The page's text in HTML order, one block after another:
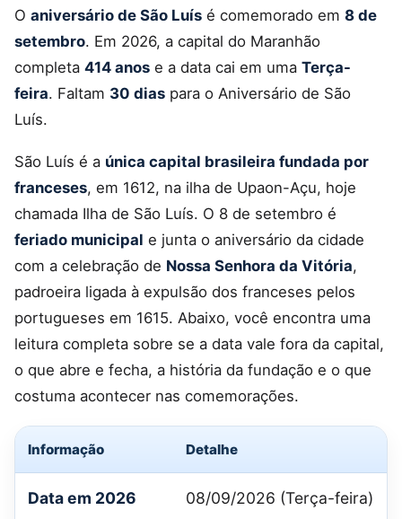
O aniversário de São Luís é comemorado em 8 de
setembro. Em 2026, a capital do Maranhão
completa 414 anos e a data cai em uma Terça-
feira. Faltam 30 dias para o Aniversário de São
Luís.
São Luís é a única capital brasileira fundada por
franceses, em 1612, na ilha de Upaon-Açu, hoje
chamada Ilha de São Luís. O 8 de setembro é
feriado municipal e junta o aniversário da cidade
com a celebração de Nossa Senhora da Vitória,
padroeira ligada à expulsão dos franceses pelos
portugueses em 1615. Abaixo, você encontra uma
leitura completa sobre se a data vale fora da capital,
o que abre e fecha, a história da fundação e o que
costuma acontecer nas comemorações.
Informação Detalhe
Data em 2026 08/09/2026 (Terça-feira)